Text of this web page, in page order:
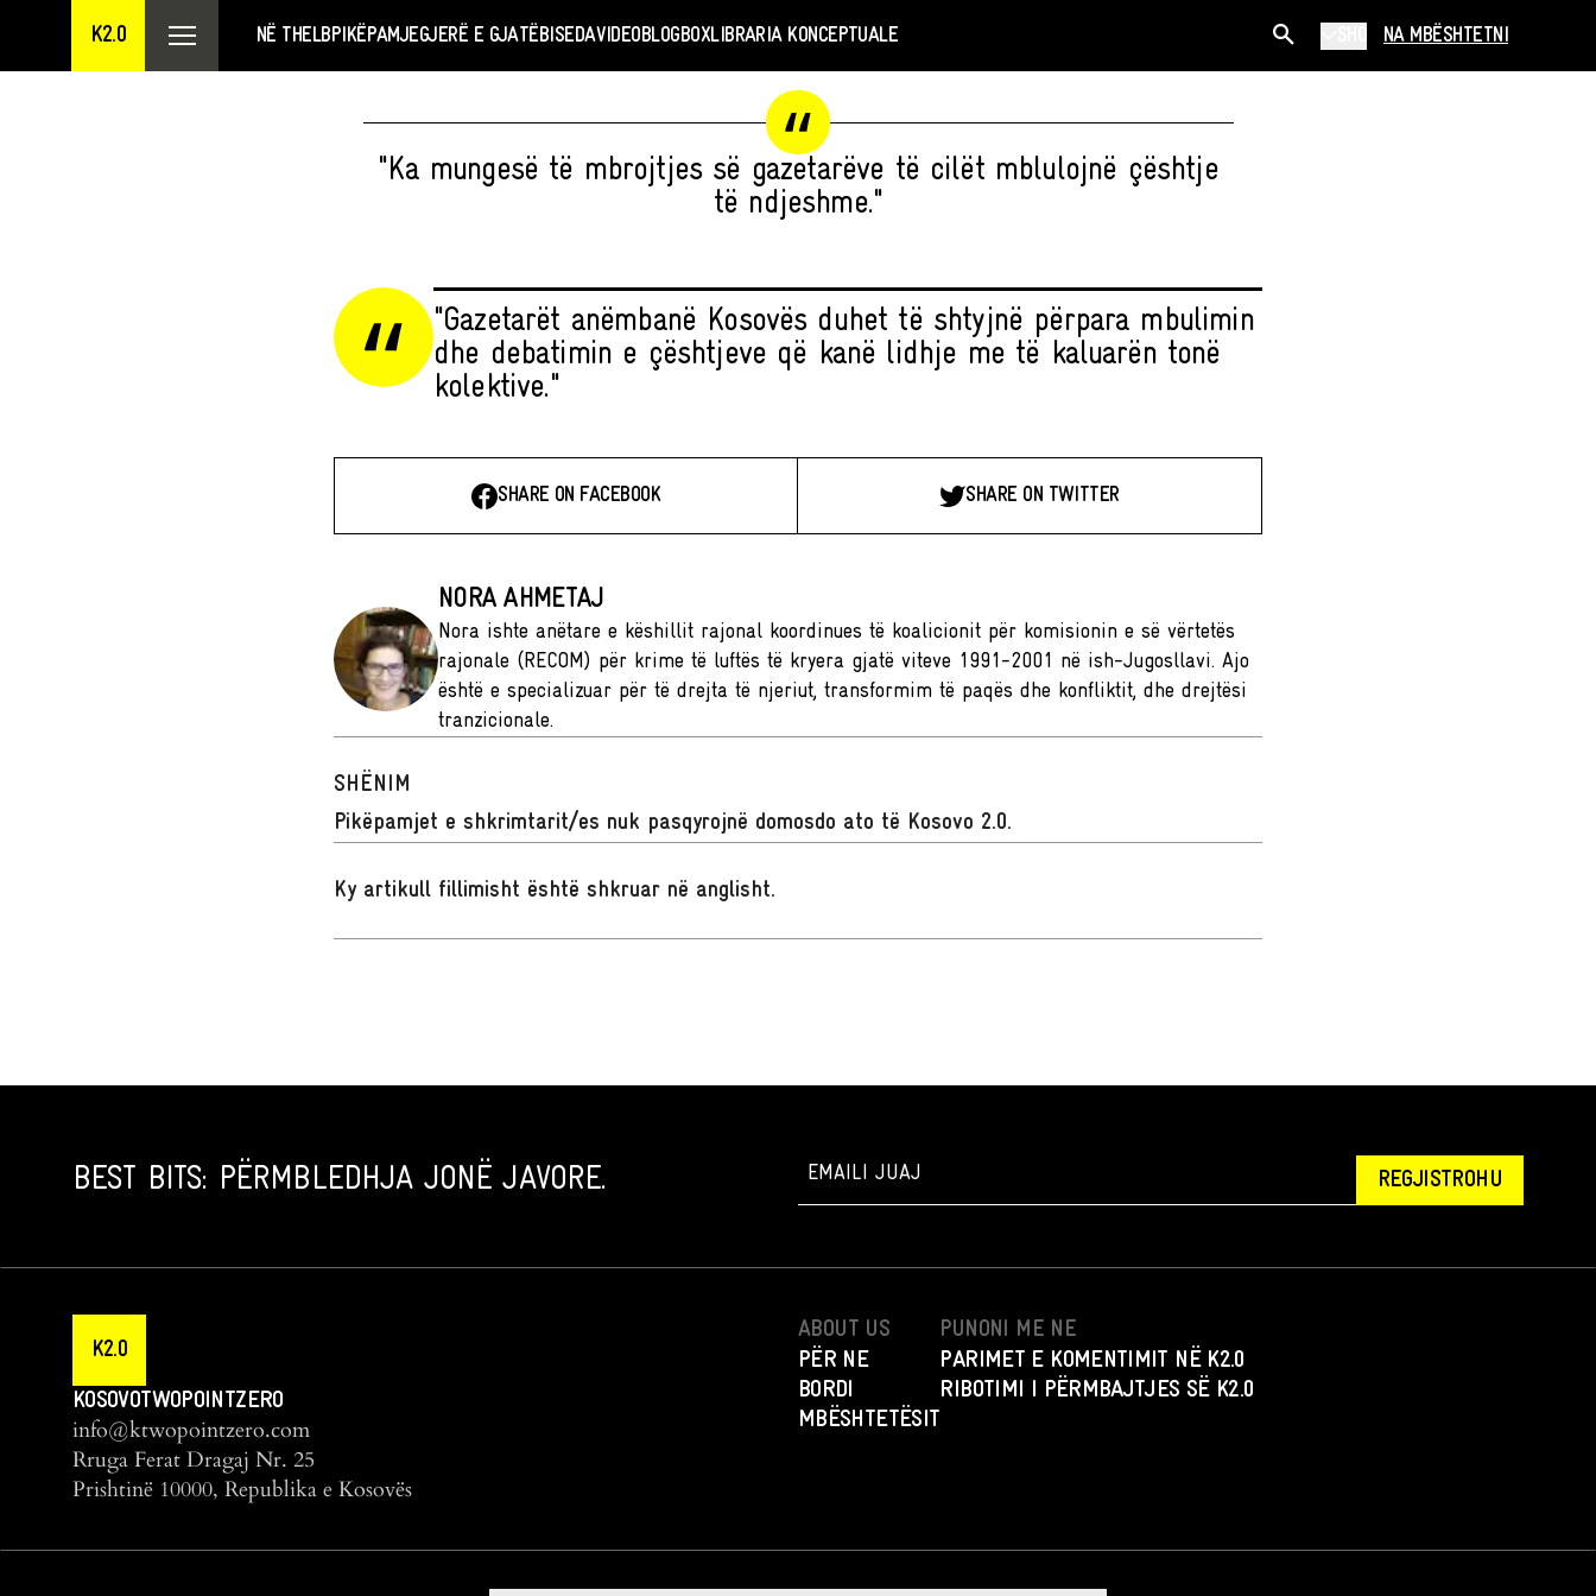
K2.0 NË THELBPIKËPAMJEGJERË E GJATËBISEDAVIDEOBLOGBOXLIBRARIA KONCEPTUALE NA MBËSHTETNI
"Ka mungesë të mbrojtjes së gazetarëve të cilët mblulojnë çështje
të ndjeshme."
"Gazetarët anëmbanë Kosovës duhet të shtyjnë përpara mbulimin
dhe debatimin e çështjeve që kanë lidhje me të kaluarën tonë
kolektive."
SHARE ON FACEBOOK SHARE ON TWITTER
NORA AHMETAJ
Nora ishte anëtare e këshillit rajonal koordinues të koalicionit për komisionin e së vërtetës
rajonale (RECOM) për krime të luftës të kryera gjatë viteve 1991-2001 në ish-Jugosllavi. Ajo
është e specializuar për të drejta të njeriut, transformim të paqës dhe konfliktit, dhe drejtësi
tranzicionale.
SHËNIM
Pikëpamjet e shkrimtarit/es nuk pasqyrojnë domosdo ato të Kosovo 2.0.
Ky artikull fillimisht është shkruar në anglisht.
BEST BITS: PËRMBLEDHJA JONË JAVORE. REGJISTROHU
K2.0
KOSOVOTWOPOINTZERO
info@ktwopointzero.com
Rruga Ferat Dragaj Nr. 25
Prishtinë 10000, Republika e Kosovës
ABOUT US
PËR NE
BORDI
MBËSHTETËSIT
PUNONI ME NE
PARIMET E KOMENTIMIT NË K2.0
RIBOTIMI I PËRMBAJTJES SË K2.0